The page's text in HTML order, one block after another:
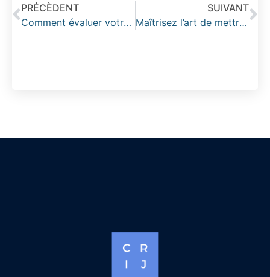
PRÉCÈDENT
Comment évaluer votre niveau d’anglais en quelques minutes avec un test efficace
SUIVANT
Maîtrisez l’art de mettre un texte en couleur sur LaTeX avec des solutions alternatives innovantes